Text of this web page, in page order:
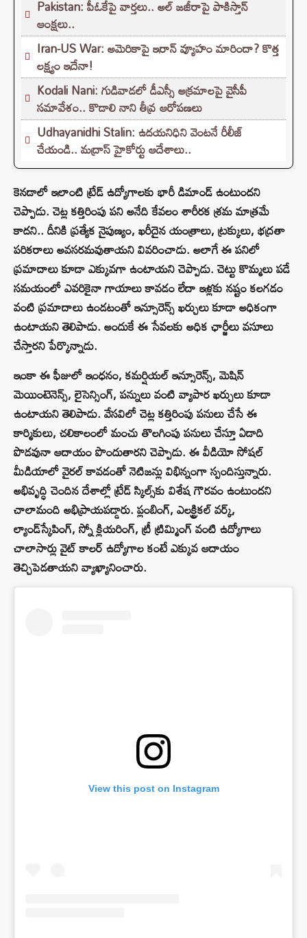
Pakistan: పీఓకేపై వార్తలు.. అల్ జజీరాపై పాకిస్తాన్
ఆంక్షలు..
Iran-US War: అమెరికాపై ఇరాన్ వ్యూహం మారిందా? కొత్త
లక్ష్యం ఇదేనా!
Kodali Nani: గుడివాడలో డీఎస్సీ అక్రమాలపై వైసీపీ
సమావేశం.. కొడాలి నాని తీవ్ర ఆరోపణలు
Udhayanidhi Stalin: ఉదయనిధిని వెంటనే రీలీజ్
చేయండి.. మద్రాస్ హైకోర్టు ఆదేశాలు..
కెనడాలో ఇలాంటి ట్రేడ్ ఉద్యోగాలకు భారీ డిమాండ్ ఉంటుందని
చెప్పాడు. చెట్ల కత్తిరింపు పని అనేది కేవలం శారీరక శ్రమ మాత్రమే
కాదని.. దీనికి ప్రత్యేక నైపుణ్యం, ఖరీదైన యంత్రాలు, ట్రక్కులు, భద్రతా
పరికరాలు అవసరమవుతాయని వివరించాడు. అలాగే ఈ పనిలో
ప్రమాదాలు కూడా ఎక్కువగా ఉంటాయని చెప్పాడు. చెట్టు కొమ్మలు పడే
సమయంలో ఎవరికైనా గాయాలు కావడం లేదా ఇళ్లకు నష్టం కలగడం
వంటి ప్రమాదాలు ఉండటంతో ఇన్సూరెన్స్ ఖర్చులు కూడా అధికంగా
ఉంటాయని తెలిపాడు. అందుకే ఈ సేవలకు అధిక ఛార్జీలు వసూలు
చేస్తారని పేర్కొన్నాడు.
ఇంకా ఈ ఫీజులో ఇంధనం, కమర్షియల్ ఇన్సూరెన్స్, మెషిన్
మెయింటెనెన్స్, లైసెన్సింగ్, పన్నులు వంటి వ్యాపార ఖర్చులు కూడా
ఉంటాయని తెలిపాడు. వేసవిలో చెట్ల కత్తిరింపు పనులు చేసే ఈ
కార్మికులు, చలికాలంలో మంచు తొలగింపు పనులు చేస్తూ ఏడాది
పొడవునా ఆదాయం పొందుతారని చెప్పాడు. ఈ వీడియో సోషల్
మీడియాలో వైరల్ కావడంతో నెటిజన్లు విభిన్నంగా స్పందిస్తున్నారు.
అభివృద్ధి చెందిన దేశాల్లో ట్రేడ్ స్కిల్స్‌కు విశేష గౌరవం ఉంటుందని
చాలామంది అభిప్రాయపడ్డారు. ప్లంబింగ్, ఎలక్ట్రికల్ వర్క్,
ల్యాండ్‌స్కేపింగ్, స్నో క్లియరింగ్, ట్రీ ట్రిమ్మింగ్ వంటి ఉద్యోగాలు
చాలాసార్లు వైట్ కాలర్ ఉద్యోగాల కంటే ఎక్కువ ఆదాయం
తెచ్చిపెడతాయని వ్యాఖ్యానించారు.
View this post on Instagram